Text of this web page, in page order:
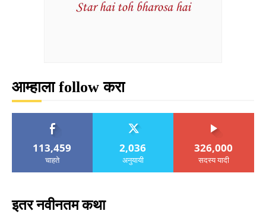
आम्हाला follow करा
113,459
चाहते
2,036
अनुयायी
326,000
सदस्य यादी
इतर नवीनतम कथा